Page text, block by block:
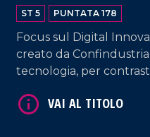
ST 5 PUNTATA 178
Focus sul Digital
creato da
tecnologia, per
presidente del DIH